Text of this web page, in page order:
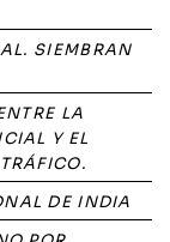
SIEMBRAN
LA
Y EL
DE INDIA